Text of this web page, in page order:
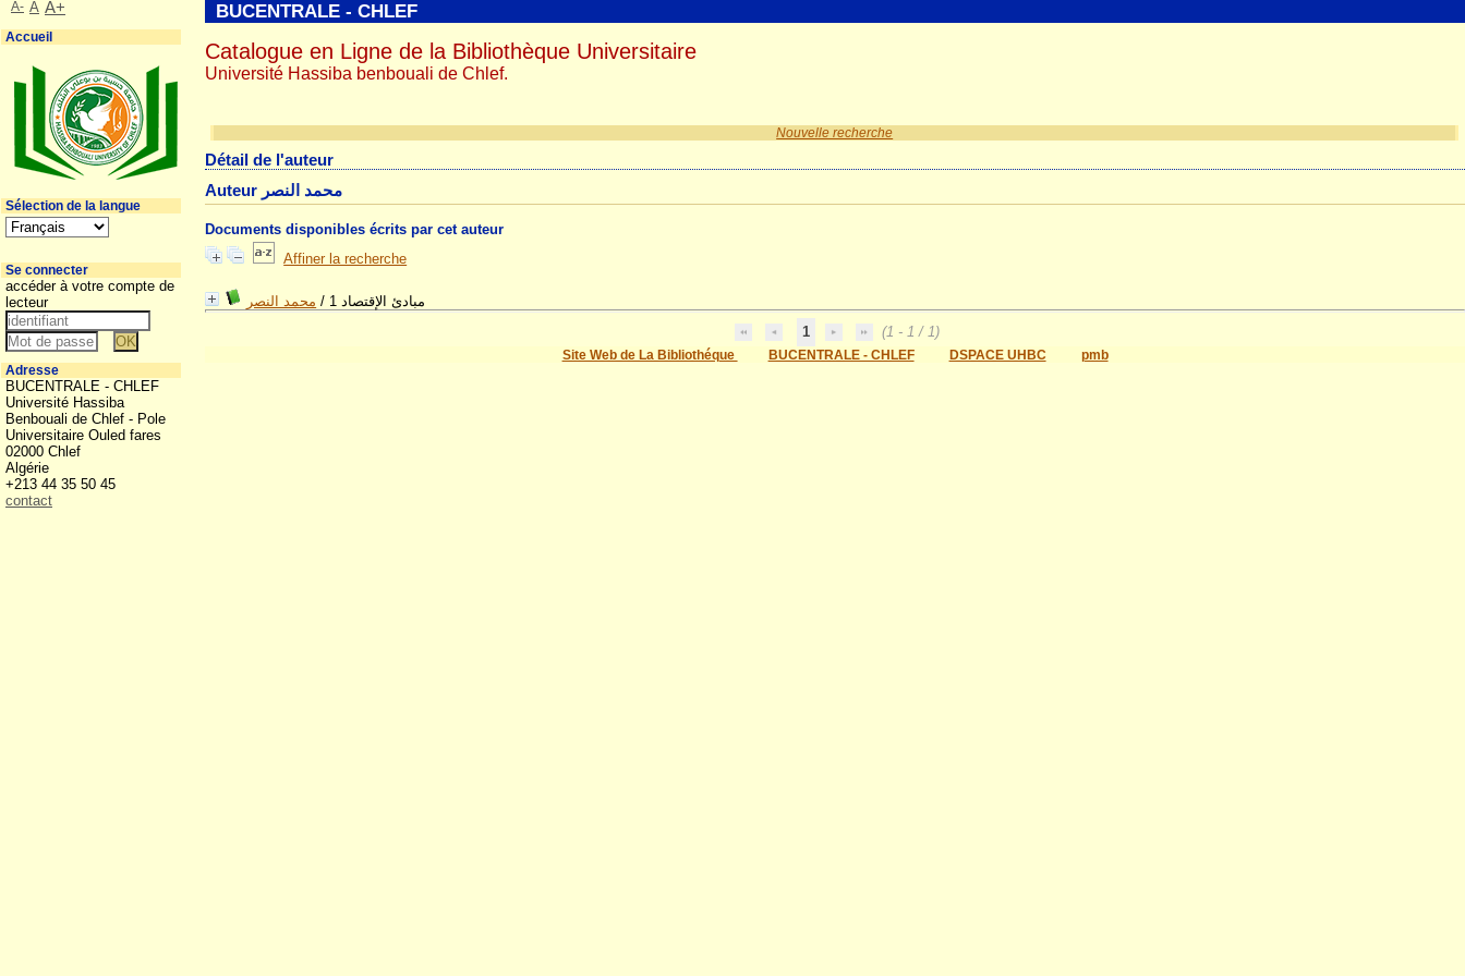
Nouvelle recherche
Détail de l'auteur
Auteur محمد النصر
Documents disponibles écrits par cet auteur
Affiner la recherche
مبادئ الإقتصاد 1 / محمد النصر
1
(1 - 1 / 1)
Site Web de La Bibliothéque BUCENTRALE - CHLEF DSPACE UHBC pmb
BUCENTRALE - CHLEF
Catalogue en Ligne de la Bibliothèque Universitaire
Université Hassiba benbouali de Chlef.
A- A A+
Accueil
Sélection de la langue
Se connecter
accéder à votre compte de
lecteur
Adresse
BUCENTRALE - CHLEF
Université Hassiba
Benbouali de Chlef - Pole
Universitaire Ouled fares
02000 Chlef
Algérie
+213 44 35 50 45
contact